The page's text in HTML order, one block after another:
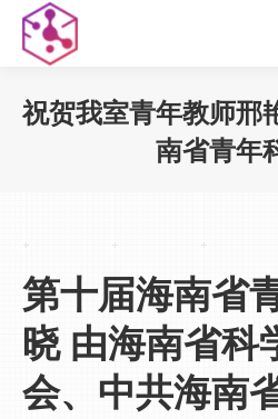
祝贺我室青年教师邢
南省青年
第十届海南省
晓 由海南省科
会、中共海南